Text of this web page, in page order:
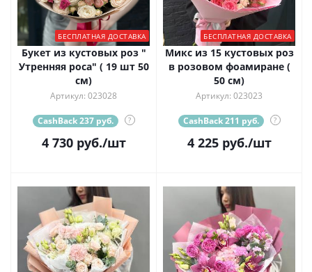
БЕСПЛАТНАЯ ДОСТАВКА
Букет из кустовых роз "
Утренняя роса" ( 19 шт 50
см)
Артикул: 023028
CashBack 237 руб. ?
4 730руб./шт
БЕСПЛАТНАЯ ДОСТАВКА
Микс из 15 кустовых роз
в розовом фоамиране (
50 см)
Артикул: 023023
CashBack 211 руб. ?
4 225руб./шт